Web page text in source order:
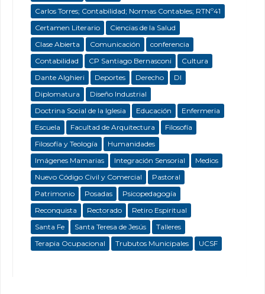
Carlos Torres; Contabilidad; Normas Contables; RTNº41
Certamen Literario
Ciencias de la Salud
Clase Abierta
Comunicación
conferencia
Contabilidad
CP Santiago Bernasconi
Cultura
Dante Alghieri
Deportes Derecho
DI
Diplomatura
Diseño Industrial
Doctrina Social de la Iglesia
Educación
Enfermeria
Escuela
Facultad de Arquitectura
Filosofía
Filosofía y Teología
Humanidades
Imágenes Mamarias
Integración Sensorial
Medios
Nuevo Código Civil y Comercial
Pastoral
Patrimonio
Posadas
Psicopedagogía
Reconquista
Rectorado
Retiro Espiritual
Santa Fe
Santa Teresa de Jesús
Talleres
Terapia Ocupacional
Trubutos Municipales UCSF